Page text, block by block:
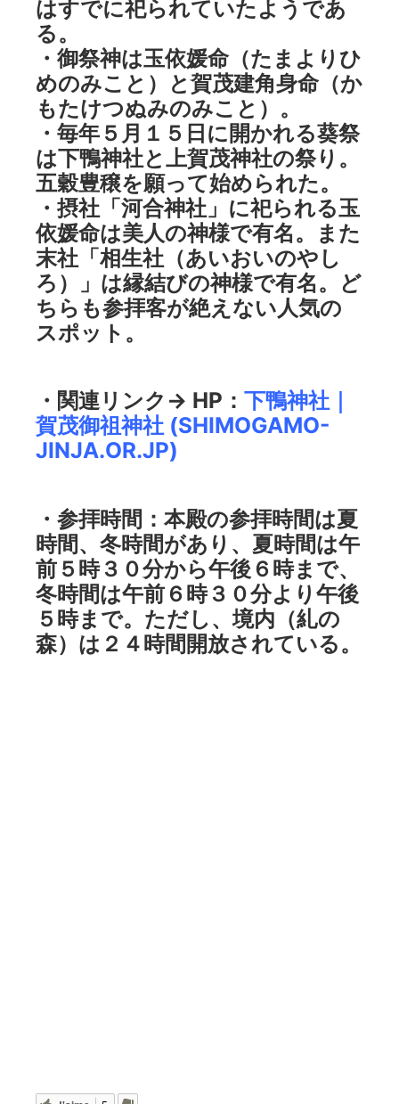
はすでに祀られていたようであ
る。
・御祭神は玉依媛命（たまよりひ
めのみこと）と賀茂建角身命（か
もたけつぬみのみこと）。
・毎年５月１５日に開かれる葵祭
は下鴨神社と上賀茂神社の祭り。
五穀豊穣を願って始められた。
・摂社「河合神社」に祀られる玉
依媛命は美人の神様で有名。また
末社「相生社（あいおいのやし
ろ）」は縁結びの神様で有名。ど
ちらも参拝客が絶えない人気の
スポット。
・関連リンク→ HP： 下鴨神社｜
賀茂御祖神社 (SHIMOGAMO-
JINJA.OR.JP)
・参拝時間 ：本殿の参拝時間は夏
時間、冬時間があり、夏時間は午
前５時３０分から午後６時まで、
冬時間は午前６時３０分より午後
５時まで。ただし、境内（糺の
森）は２４時間開放されている。